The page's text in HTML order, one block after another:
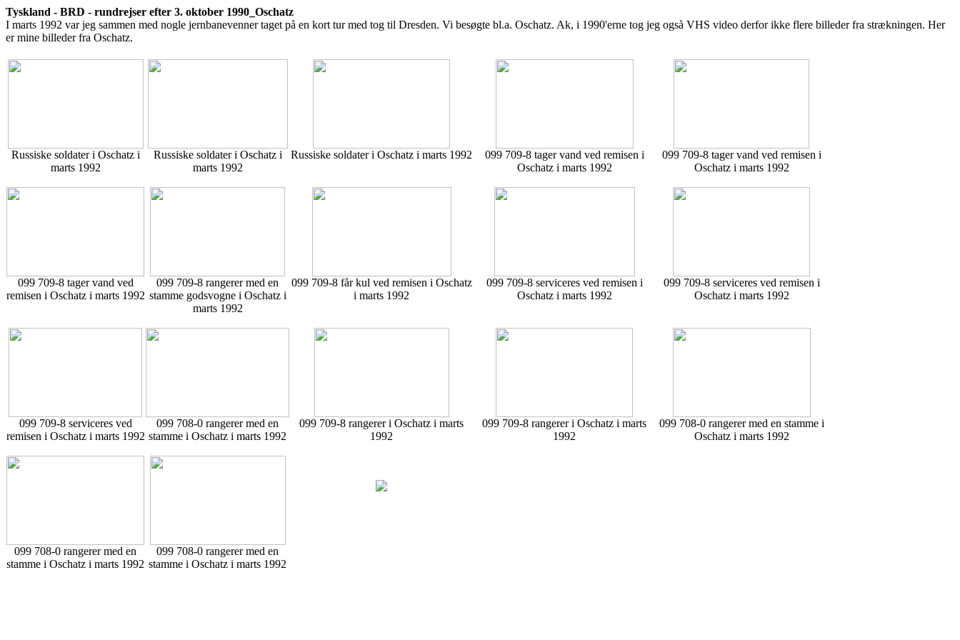
Tyskland - BRD - rundrejser efter 3. oktober 1990_Oschatz
I marts 1992 var jeg sammen med nogle jernbanevenner taget på en kort tur med tog til Dresden. Vi besøgte bl.a. Oschatz. Ak, i 1990'erne tog jeg også VHS video derfor ikke flere billeder fra strækningen. Her
er mine billeder fra Oschatz.
Russiske soldater i Oschatz i
marts 1992
Russiske soldater i Oschatz i
marts 1992
Russiske soldater i Oschatz i marts 1992
099 709-8 tager vand ved remisen i
Oschatz i marts 1992
099 709-8 tager vand ved remisen i
Oschatz i marts 1992
099 709-8 tager vand ved
remisen i Oschatz i marts 1992
099 709-8 rangerer med en
stamme godsvogne i Oschatz i
marts 1992
099 709-8 får kul ved remisen i Oschatz
i marts 1992
099 709-8 serviceres ved remisen i
Oschatz i marts 1992
099 709-8 serviceres ved remisen i
Oschatz i marts 1992
099 709-8 serviceres ved
remisen i Oschatz i marts 1992
099 708-0 rangerer med en
stamme i Oschatz i marts 1992
099 709-8 rangerer i Oschatz i marts
1992
099 709-8 rangerer i Oschatz i marts
1992
099 708-0 rangerer med en stamme i
Oschatz i marts 1992
099 708-0 rangerer med en
stamme i Oschatz i marts 1992
099 708-0 rangerer med en
stamme i Oschatz i marts 1992